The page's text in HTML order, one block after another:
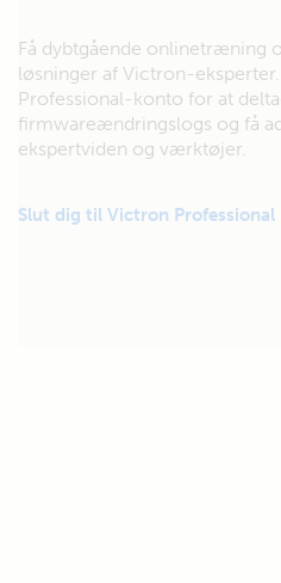
Få dybtgående onlinetræning
løsninger af Victron-
Professional-konto for at
firmwareændringslogs og få
ekspertviden og værktøjer.
Slut dig til Victron Professional